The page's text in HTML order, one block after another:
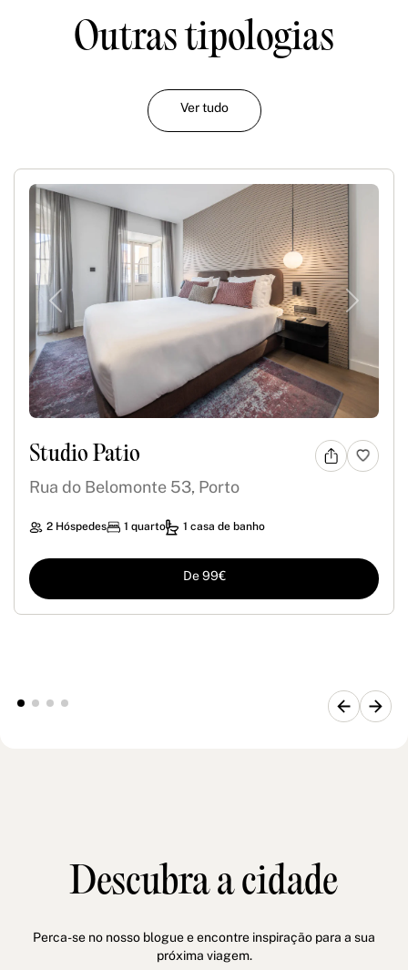
Outras tipologias
Ver tudo
Previous Next
Studio Patio
Rua do Belomonte 53, Porto
2 Hóspedes 1 quarto 1 casa de banho
De 99€
Descubra a cidade
Perca-se no nosso blogue e encontre inspiração para a sua
próxima viagem.